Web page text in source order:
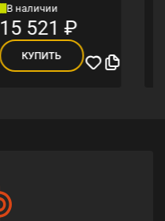
В наличии
15 521₽
КУПИТЬ